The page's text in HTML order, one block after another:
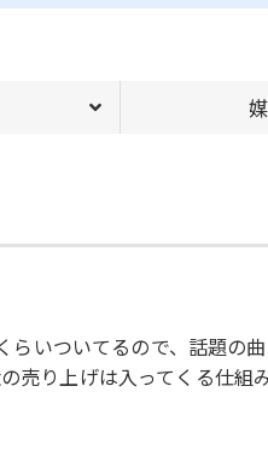
いついてるので、話題の
り上げは入ってくる仕組